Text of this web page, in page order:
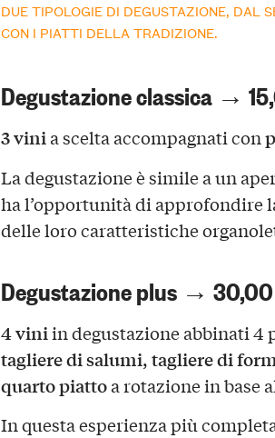
DUE TIPOLOGIE DI DEGUSTAZIONE, DAL
CON I PIATTI DELLA TRADIZIONE.
Degustazione classica →
3 vinia scelta accompagnati con
La degustazione è simile a un
ha l’opportunità di approfondire
delle loro caratteristiche
Degustazione plus →
4 viniin degustazione abbinati
tagliere di salumi, tagliere di
quarto piattoa rotazione in base
In questa esperienza più